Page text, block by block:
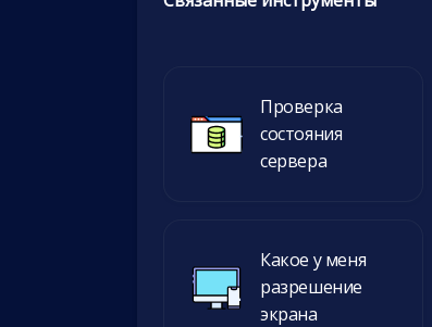
Проверка
состояния
сервера
Какое у меня
разрешение
экрана